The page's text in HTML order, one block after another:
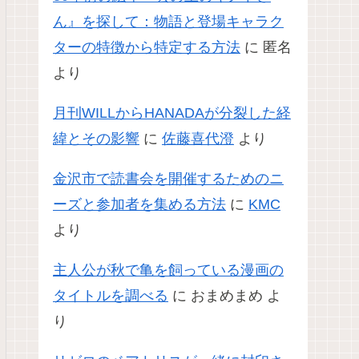
ん』を探して：物語と登場キャラク
ターの特徴から特定する方法 に 匿名
より
月刊WILLからHANADAが分裂した経
緯とその影響 に 佐藤喜代澄 より
金沢市で読書会を開催するためのニ
ーズと参加者を集める方法 に KMC
より
主人公が秋で亀を飼っている漫画の
タイトルを調べる に おまめまめ よ
り